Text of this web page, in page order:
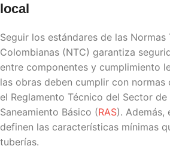
local
Seguir los estándares de las Normas
Colombianas (NTC) garantiza
entre componentes y cumplimiento
las obras deben cumplir con
el Reglamento Técnico del Sector
Saneamiento Básico (RAS). Además,
definen las características mínimas
tuberías.